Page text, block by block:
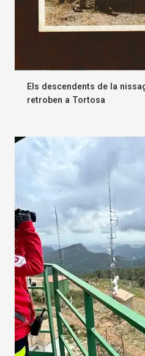
Els descendents de la
retroben a Tortosa